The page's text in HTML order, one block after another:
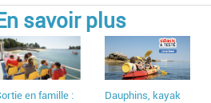
En savoir plus
en famille :
Dauphins, kayak